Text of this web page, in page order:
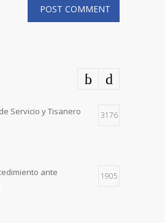
Servicio y Tisanero
3176
ante
1905